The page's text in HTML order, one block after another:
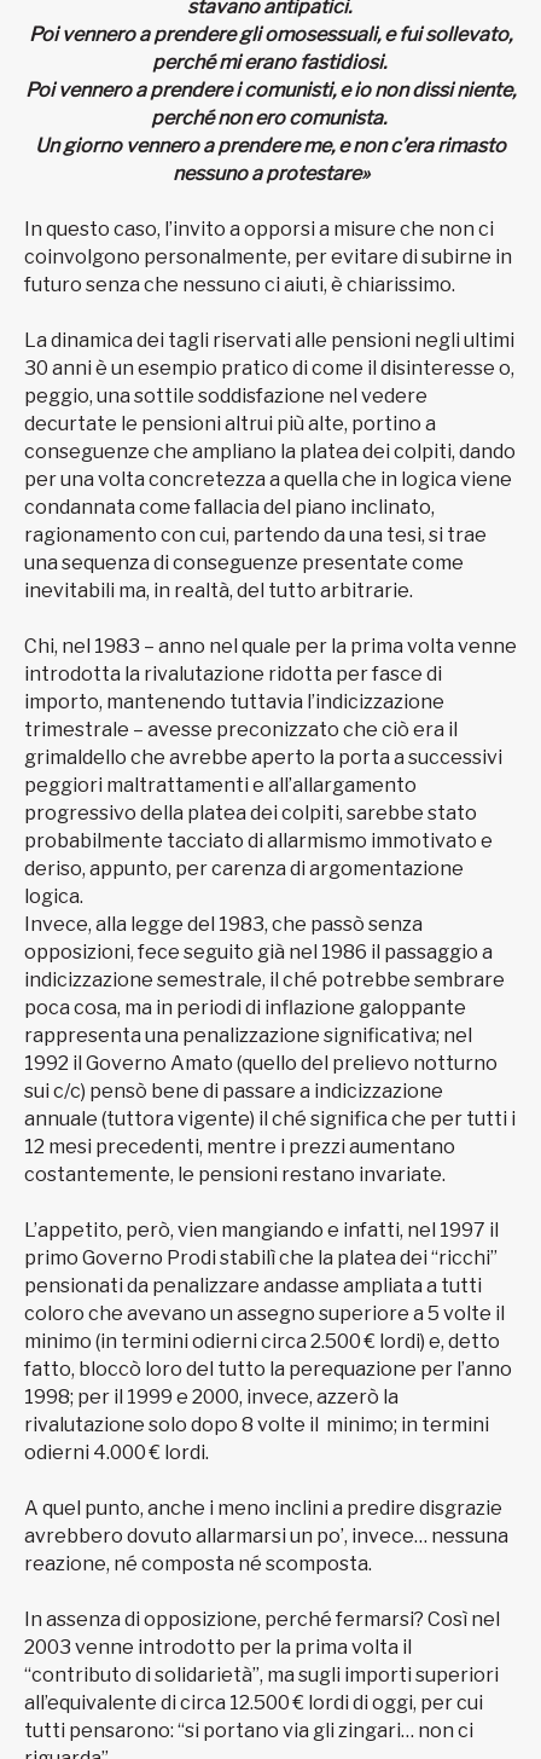
stavano antipatici.
Poi vennero a prendere gli omosessuali, e fui sollevato,
perché mi erano fastidiosi.
Poi vennero a prendere i comunisti, e io non dissi niente,
perché non ero comunista.
Un giorno vennero a prendere me,e non c’era rimasto
nessunoa protestare»
In questo caso, l’invito a opporsi a misure che non ci
coinvolgono personalmente, per evitare di subirne in
futuro senza che nessuno ci aiuti, è chiarissimo.
La dinamica dei tagli riservati alle pensioni negli ultimi
30 anni è un esempio pratico di come il disinteresse o,
peggio, una sottile soddisfazione nel vedere
decurtate le pensioni altrui più alte, portino a
conseguenze che ampliano la platea dei colpiti, dando
per una volta concretezza a quella che in logica viene
condannata come fallacia del piano inclinato,
ragionamento con cui, partendo da una tesi, si trae
una sequenza di conseguenze presentate come
inevitabili ma, in realtà, del tutto arbitrarie.
Chi, nel 1983 – anno nel quale per la prima volta venne
introdotta la rivalutazione ridotta per fasce di
importo, mantenendo tuttavia l’indicizzazione
trimestrale – avesse preconizzato che ciò era il
grimaldello che avrebbe aperto la porta a successivi
peggiori maltrattamenti e all’allargamento
progressivo della platea dei colpiti, sarebbe stato
probabilmente tacciato di allarmismo immotivato e
deriso, appunto, per carenza di argomentazione
logica.
Invece, alla legge del 1983, che passò senza
opposizioni, fece seguito già nel 1986 il passaggio a
indicizzazione semestrale, il ché potrebbe sembrare
poca cosa, ma in periodi di inflazione galoppante
rappresenta una penalizzazione significativa; nel
1992 il Governo Amato (quello del prelievo notturno
sui c/c) pensò bene di passare a indicizzazione
annuale (tuttora vigente) il ché significa che per tutti i
12 mesi precedenti, mentre i prezzi aumentano
costantemente, le pensioni restano invariate.
L’appetito, però, vien mangiando e infatti, nel 1997 il
primo Governo Prodi stabilì che la platea dei “ricchi”
pensionati da penalizzare andasse ampliata a tutti
coloro che avevano un assegno superiore a 5 volte il
minimo (in termini odierni circa 2.500 € lordi) e, detto
fatto, bloccò loro del tutto la perequazione per l’anno
1998; per il 1999 e 2000, invece, azzerò la
rivalutazione solo dopo 8 volte il minimo; in termini
odierni 4.000 € lordi.
A quel punto, anche i meno inclini a predire disgrazie
avrebbero dovuto allarmarsi un po’, invece… nessuna
reazione, né composta né scomposta.
In assenza di opposizione, perché fermarsi? Così nel
2003 venne introdotto per la prima volta il
“contributo di solidarietà”, ma sugli importi superiori
all’equivalente di circa 12.500 € lordi di oggi, per cui
tutti pensarono: “si portano via gli zingari… non ci